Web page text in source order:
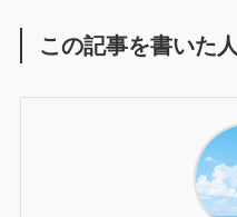
この記事を書いた人